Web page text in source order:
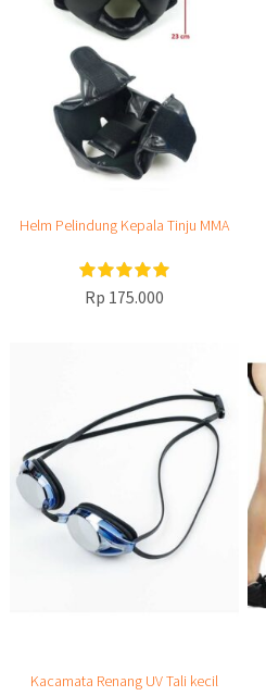
Helm Pelindung Kepala Tinju MMA
Rp 175.000
Kacamata Renang UV Tali kecil